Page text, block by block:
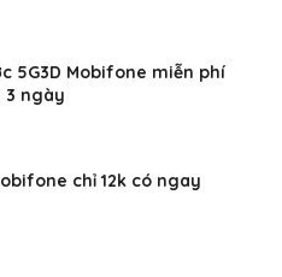
5G3D Mobifone miễn phí
3 ngày
chỉ 12k có ngay